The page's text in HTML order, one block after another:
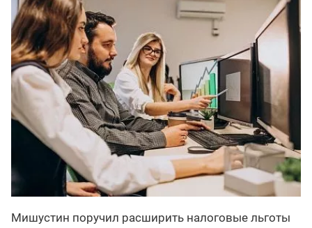
Мишустин поручил расширить налоговые льготы